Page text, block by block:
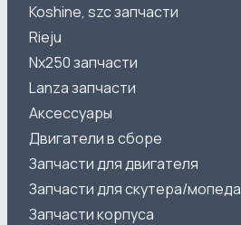
Koshine, szc запчасти
Rieju
Nx250 запчасти
Lanza запчасти
Аксессуары
Двигатели в сборе
Запчасти для двигателя
Запчасти для скутера/мопеда
Запчасти корпуса